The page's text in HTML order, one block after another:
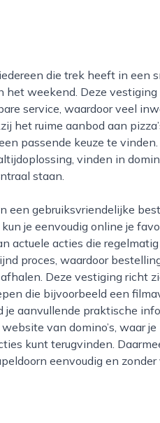
het weekend. Deze
service, waardoor veel
het ruime aanbod aan
passende keuze te
vinden in
staan.
je eenvoudig online je
actuele acties die
proces, waardoor
Deze vestiging richt
die bijvoorbeeld een
aanvullende praktische
van domino’s, waar
kunt terugvinden.
eenvoudig en